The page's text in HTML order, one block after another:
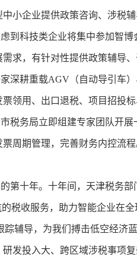
小企业提供政策咨询、涉税辅
科技类企业将集中参加智博
求，有针对性提供政策辅导、
耕重载AGV（自动导引车）
领用、出口退税、项目招投
务局立即组建专家团队开展
周期管理，完善财务内控流
十年。十年间，天津税务部
税收服务，助力智能企业在
导，为我们搏击低空经济
发投入大、跨区域涉税事项